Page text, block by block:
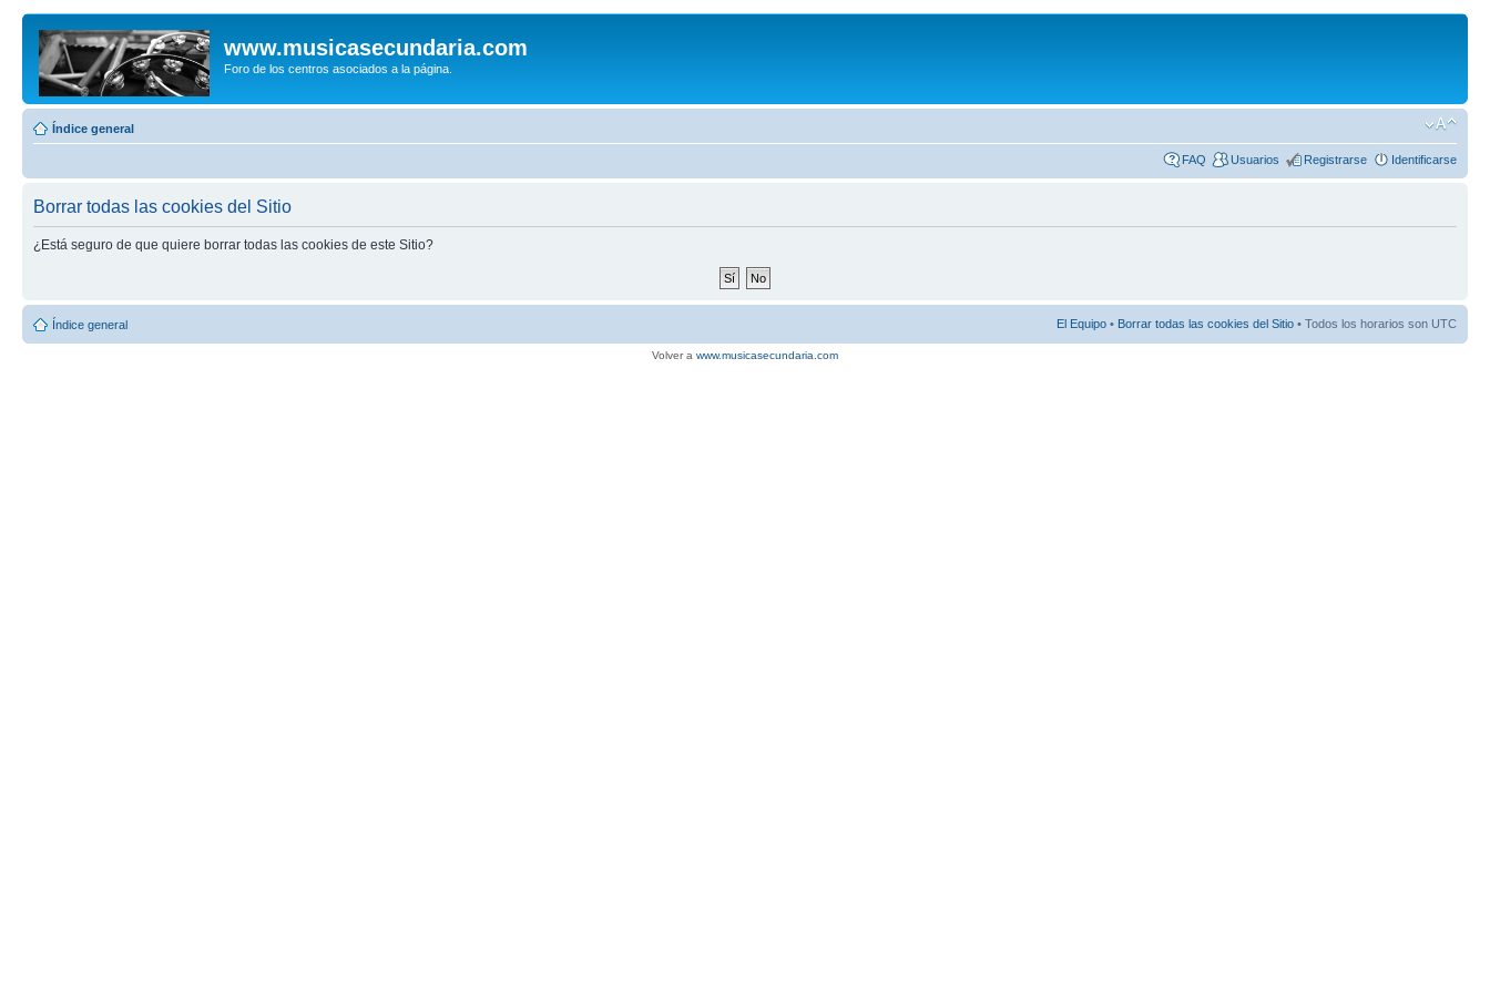
www.musicasecundaria.com
Foro de los centros asociados a la página.
Índice general
FAQ Usuarios Registrarse Identificarse
Borrar todas las cookies del Sitio
¿Está seguro de que quiere borrar todas las cookies de este Sitio?
Índice general El Equipo • Borrar todas las cookies del Sitio • Todos los horarios son UTC
Volver a www.musicasecundaria.com